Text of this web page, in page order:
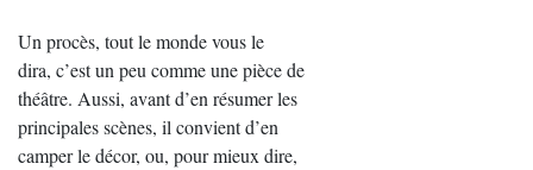
Un procès, tout le monde vous le
dira, c’est un peu comme une pièce de
théâtre. Aussi, avant d’en résumer les
principales scènes, il convient d’en
camper le décor, ou, pour mieux dire,